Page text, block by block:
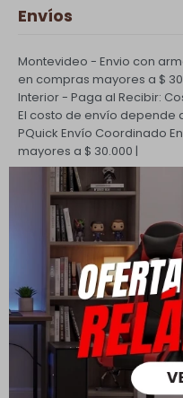
Envíos
Montevideo - Envio con
en compras mayores a $
Interior - Paga al Recibir:
El costo de envío depende
PQuick Envío Coordinado
mayores a $ 30.000 |
Cambios y
Todas las compras
su cambio.
Ver mas
Medios de pago